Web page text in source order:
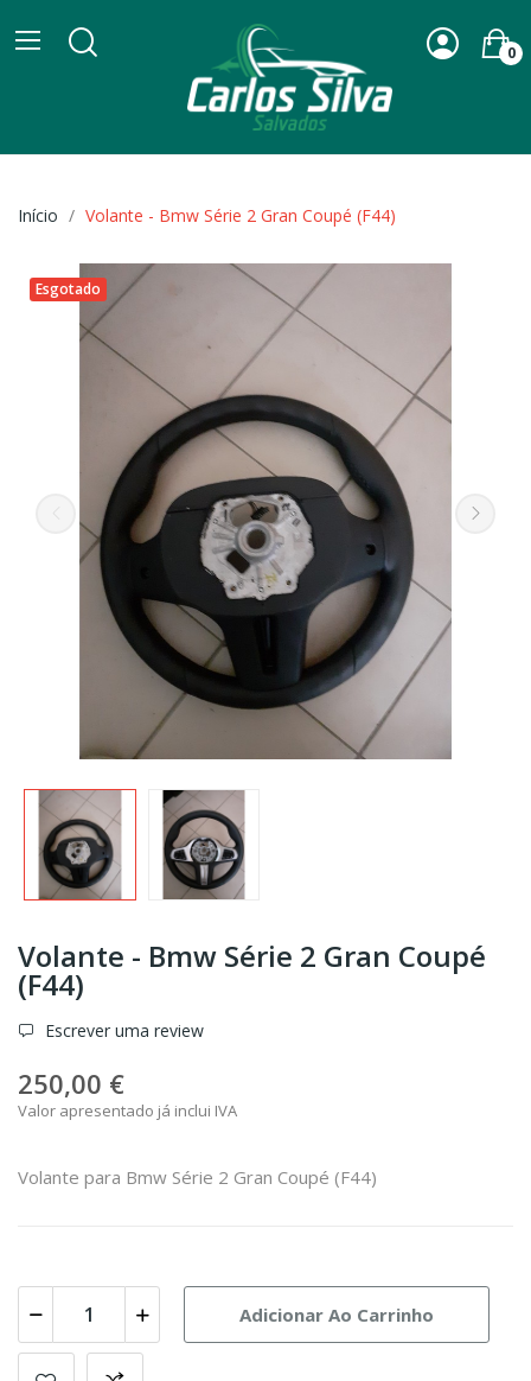
0
Início Volante - Bmw Série 2 Gran Coupé (F44)
Esgotado
Volante - Bmw Série 2 Gran Coupé
(F44)
Escrever uma review
250,00 €
Valor apresentado já inclui IVA
Volante para Bmw Série 2 Gran Coupé (F44)
Adicionar Ao Carrinho